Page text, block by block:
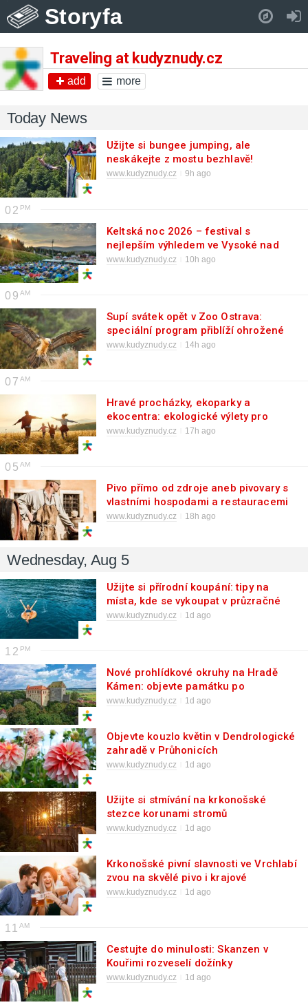
Storyfa
Traveling at kudyznudy.cz
add more
Today News
Užijte si bungee jumping, ale
neskákejte z mostu bezhlavě!
www.kudyznudy.cz 9h ago
02
Keltská noc 2026 – festival s
nejlepším výhledem ve Vysoké nad
Jizerou
www.kudyznudy.cz 10h ago
09
Supí svátek opět v Zoo Ostrava:
speciální program přiblíží ohrožené
druhy
www.kudyznudy.cz 14h ago
07
Hravé procházky, ekoparky a
ekocentra: ekologické výlety pro
děti
www.kudyznudy.cz 17h ago
05
Pivo přímo od zdroje aneb pivovary s
vlastními hospodami a restauracemi
www.kudyznudy.cz 18h ago
Wednesday, Aug 5
Užijte si přírodní koupání: tipy na
místa, kde se vykoupat v průzračné
vodě
www.kudyznudy.cz 1d ago
12
Nové prohlídkové okruhy na Hradě
Kámen: objevte památku po
rekonstrukci
www.kudyznudy.cz 1d ago
Objevte kouzlo květin v Dendrologické
zahradě v Průhonicích
www.kudyznudy.cz 1d ago
Užijte si stmívání na krkonošské
stezce korunami stromů
www.kudyznudy.cz 1d ago
Krkonošské pivní slavnosti ve Vrchlabí
zvou na skvělé pivo i krajové
speciality
www.kudyznudy.cz 1d ago
11
Cestujte do minulosti: Skanzen v
Kouřimi rozveselí dožínky
www.kudyznudy.cz 1d ago
Pull down to refresh..